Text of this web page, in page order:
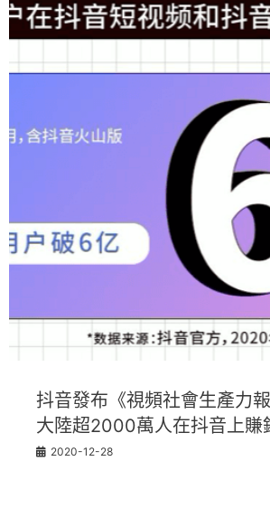
抖音發布《視頻社會生產力
大陸超2000萬人在抖音上賺
2020-12-28